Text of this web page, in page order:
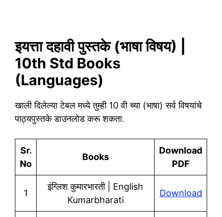
इयत्ता दहावी पुस्तके (भाषा विषय) |
10th Std Books
(Languages)
खाली दिलेल्या टेबल मध्ये तुम्ही 10 वी च्या (भाषा) सर्व विषयांचे
पाठ्यपुस्तके डाउनलोड करू शकता.
Sr.
No
Books
Download
PDF
1
इंग्लिश कुमारभारती | English
Kumarbharati
Download